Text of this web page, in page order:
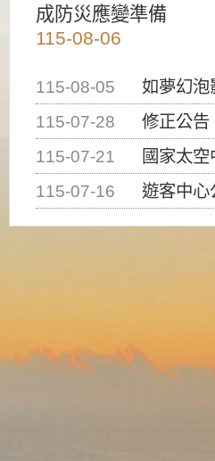
成防災應變準備
115-08-06
115-08-05
如夢幻泡
115-07-28
修正公告「墾丁國家公園限制
115-07-21
國家太空中心為辦理2026台灣盃
115-07-16
遊客中心